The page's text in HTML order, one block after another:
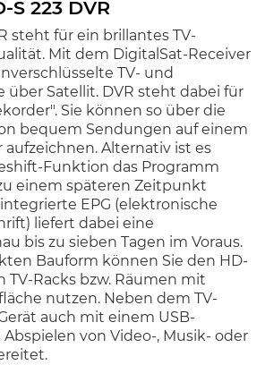
S 223 DVR
steht für ein brillantes TV-
Mit dem DigitalSat-Receiver
TV- und
über Satellit. DVR steht dabei für
Sie können so über die
bequem Sendungen auf einem
aufzeichnen. Alternativ ist es
Funktion das Programm
einem späteren Zeitpunkt
EPG (elektronische
liefert dabei eine
bis zu sieben Tagen im Voraus.
Bauform können Sie den HD-
TV-Racks bzw. Räumen mit
nutzen. Neben dem TV-
auch mit einem USB-
von Video-, Musik- oder